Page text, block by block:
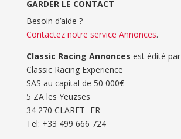
GARDER LE CONTACT
Besoin d’aide ?
Contactez notre service Annonces.
Classic Racing Annonces est édité par
Classic Racing Experience
SAS au capital de 50 000€
5 ZA les Yeuzses
34 270 CLARET -FR-
Tel: ‭+33 499 666 724‬